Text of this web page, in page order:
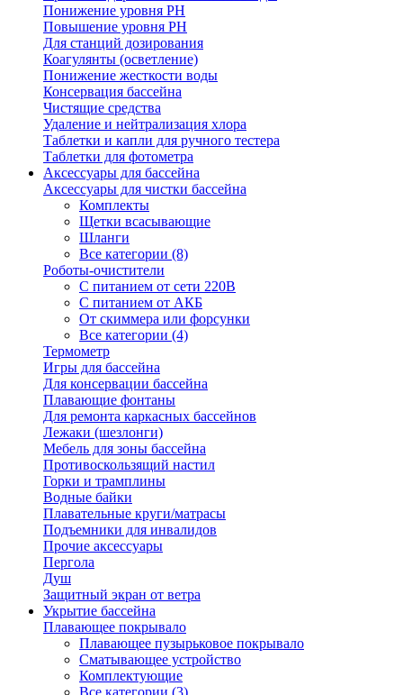
Понижение уровня РН
Повышение уровня РН
Для станций дозирования
Коагулянты (осветление)
Понижение жесткости воды
Консервация бассейна
Чистящие средства
Удаление и нейтрализация хлора
Таблетки и капли для ручного тестера
Таблетки для фотометра
Аксессуары для бассейна
Аксессуары для чистки бассейна
Комплекты
Щетки всасывающие
Шланги
Все категории (8)
Роботы-очистители
С питанием от сети 220В
С питанием от АКБ
От скиммера или форсунки
Все категории (4)
Термометр
Игры для бассейна
Для консервации бассейна
Плавающие фонтаны
Для ремонта каркасных бассейнов
Лежаки (шезлонги)
Мебель для зоны бассейна
Противоскользящий настил
Горки и трамплины
Водные байки
Плавательные круги/матрасы
Подъемники для инвалидов
Прочие аксессуары
Пергола
Душ
Защитный экран от ветра
Укрытие бассейна
Плавающее покрывало
Плавающее пузырьковое покрывало
Сматывающее устройство
Комплектующие
Все категории (3)